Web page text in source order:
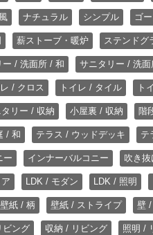
ナチュラル シンプル ゴ
薪ストーブ・暖炉 ステンドグ
ー / 洗面所 / 和 サニタリー / 洗
レ / クロス トイレ / タイル ト
リー / 収納 小屋裏 / 収納 階
/ 和 テラス / ウッドデッキ テ
ー インナーバルコニー 吹き
LDK / モダン LDK / 照明
壁紙 / 柄 壁紙 / ストライプ 壁
ビング 収納 / リビング 照明 /